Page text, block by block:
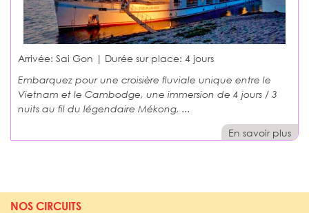
Arrivée: Sai Gon | Durée sur place: 4 jours
Embarquez pour une croisière fluviale unique entre le
Vietnam et le Cambodge, une immersion de 4 jours / 3
nuits au fil du légendaire Mékong, ...
En savoir plus
NOS CIRCUITS